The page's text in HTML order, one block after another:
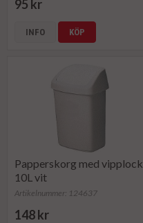
95 kr
INFO KÖP
Papperskorg med vipplock
10L vit
Artikelnummer: 124637
148 kr